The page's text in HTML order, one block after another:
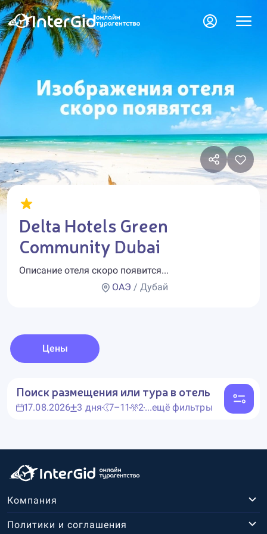
Delta Hotels Green
Community Dubai
Описание отеля скоро появится...
ОАЭ / Дубай
Цены
Поиск размещения или тура в отель
17.08.2026 3 дня 7–11 2...ещё фильтры
Компания
Политики и соглашения